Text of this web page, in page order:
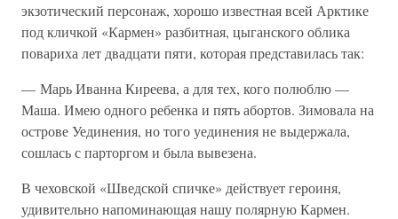
экзотический персонаж, хорошо известная всей Арктике
под кличкой «Кармен» разбитная, цыганского облика
повариха лет двадцати пяти, которая представилась так:
— Марь Иванна Киреева, а для тех, кого полюблю —
Маша. Имею одного ребенка и пять абортов. Зимовала на
острове Уединения, но того уединения не выдержала,
сошлась с парторгом и была вывезена.
В чеховской «Шведской спичке» действует героиня,
удивительно напоминающая нашу полярную Кармен.